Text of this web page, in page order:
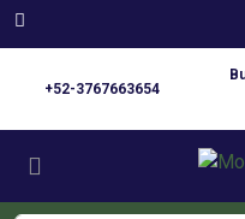
+52-3767663654